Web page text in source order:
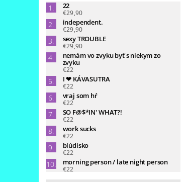
22
€29,90
independent.
€29,90
sexy TROUBLE
€29,90
nemám vo zvyku byť s niekym zo
zvyku
€22
I ❤ KÁVASUTRA
€22
vraj som hŕ
€22
SO F@$*IN' WHAT?!
€22
work sucks
€22
blúdisko
€22
morning person / late night person
€22